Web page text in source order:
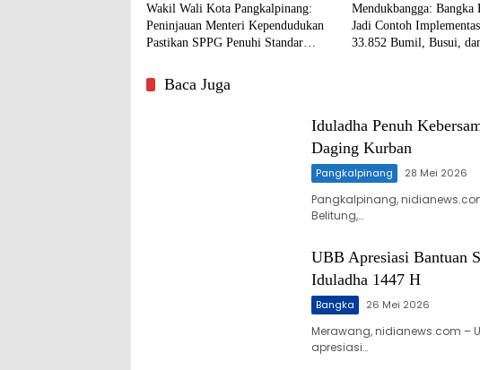
Wakil Wali Kota Pangkalpinang:
Peninjauan Menteri Kependudukan
Pastikan SPPG Penuhi Standar
Mendukbangga: Bangka
Jadi Contoh
33.852 Bumil, Busui,
Baca Juga
Iduladha Penuh
Daging Kurban
Pangkalpinang 28 Mei 2026
Pangkalpinang,
Belitung,…
UBB Apresiasi Bantuan
Iduladha 1447 H
Bangka 26 Mei 2026
Merawang, nidianews.com –
apresiasi…